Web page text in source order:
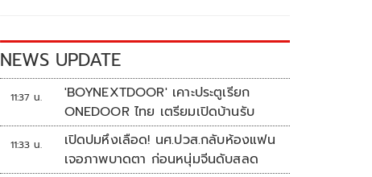
NEWS UPDATE
11:37 น.
'BOYNEXTDOOR' เคาะประตูเรียก
ONEDOOR ไทย เตรียมเปิดบ้านรับ
11:33 น.
เปิดปมหึงเลือด! นศ.ปวส.กลับห้องแฟน
เจอภาพบาดตา ก่อนหนุ่มจีนดับสลด